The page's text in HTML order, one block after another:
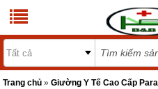
Trang chủ »Giường Y Tế Cao Cấp